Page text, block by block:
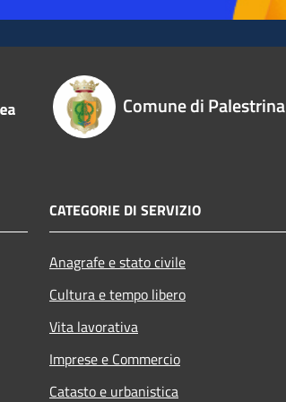
Comune di Palestrina
CATEGORIE DI SERVIZIO
Anagrafe e stato civile
Cultura e tempo libero
Vita lavorativa
Imprese e Commercio
Catasto e urbanistica